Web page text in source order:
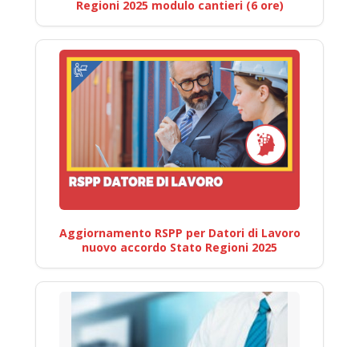
Regioni 2025 modulo cantieri (6 ore)
Aggiornamento RSPP per Datori di Lavoro
nuovo accordo Stato Regioni 2025